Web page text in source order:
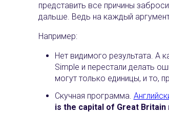
представить все причины
дальше. Ведь на каждый
Например:
Нет видимого результата. А
Simple и перестали делать
могут только единицы, и то,
Скучная программа.
is the capital of Great Britain